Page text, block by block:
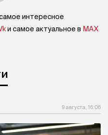
интересное
и самое актуальное в MAX
9 августа, 16:06